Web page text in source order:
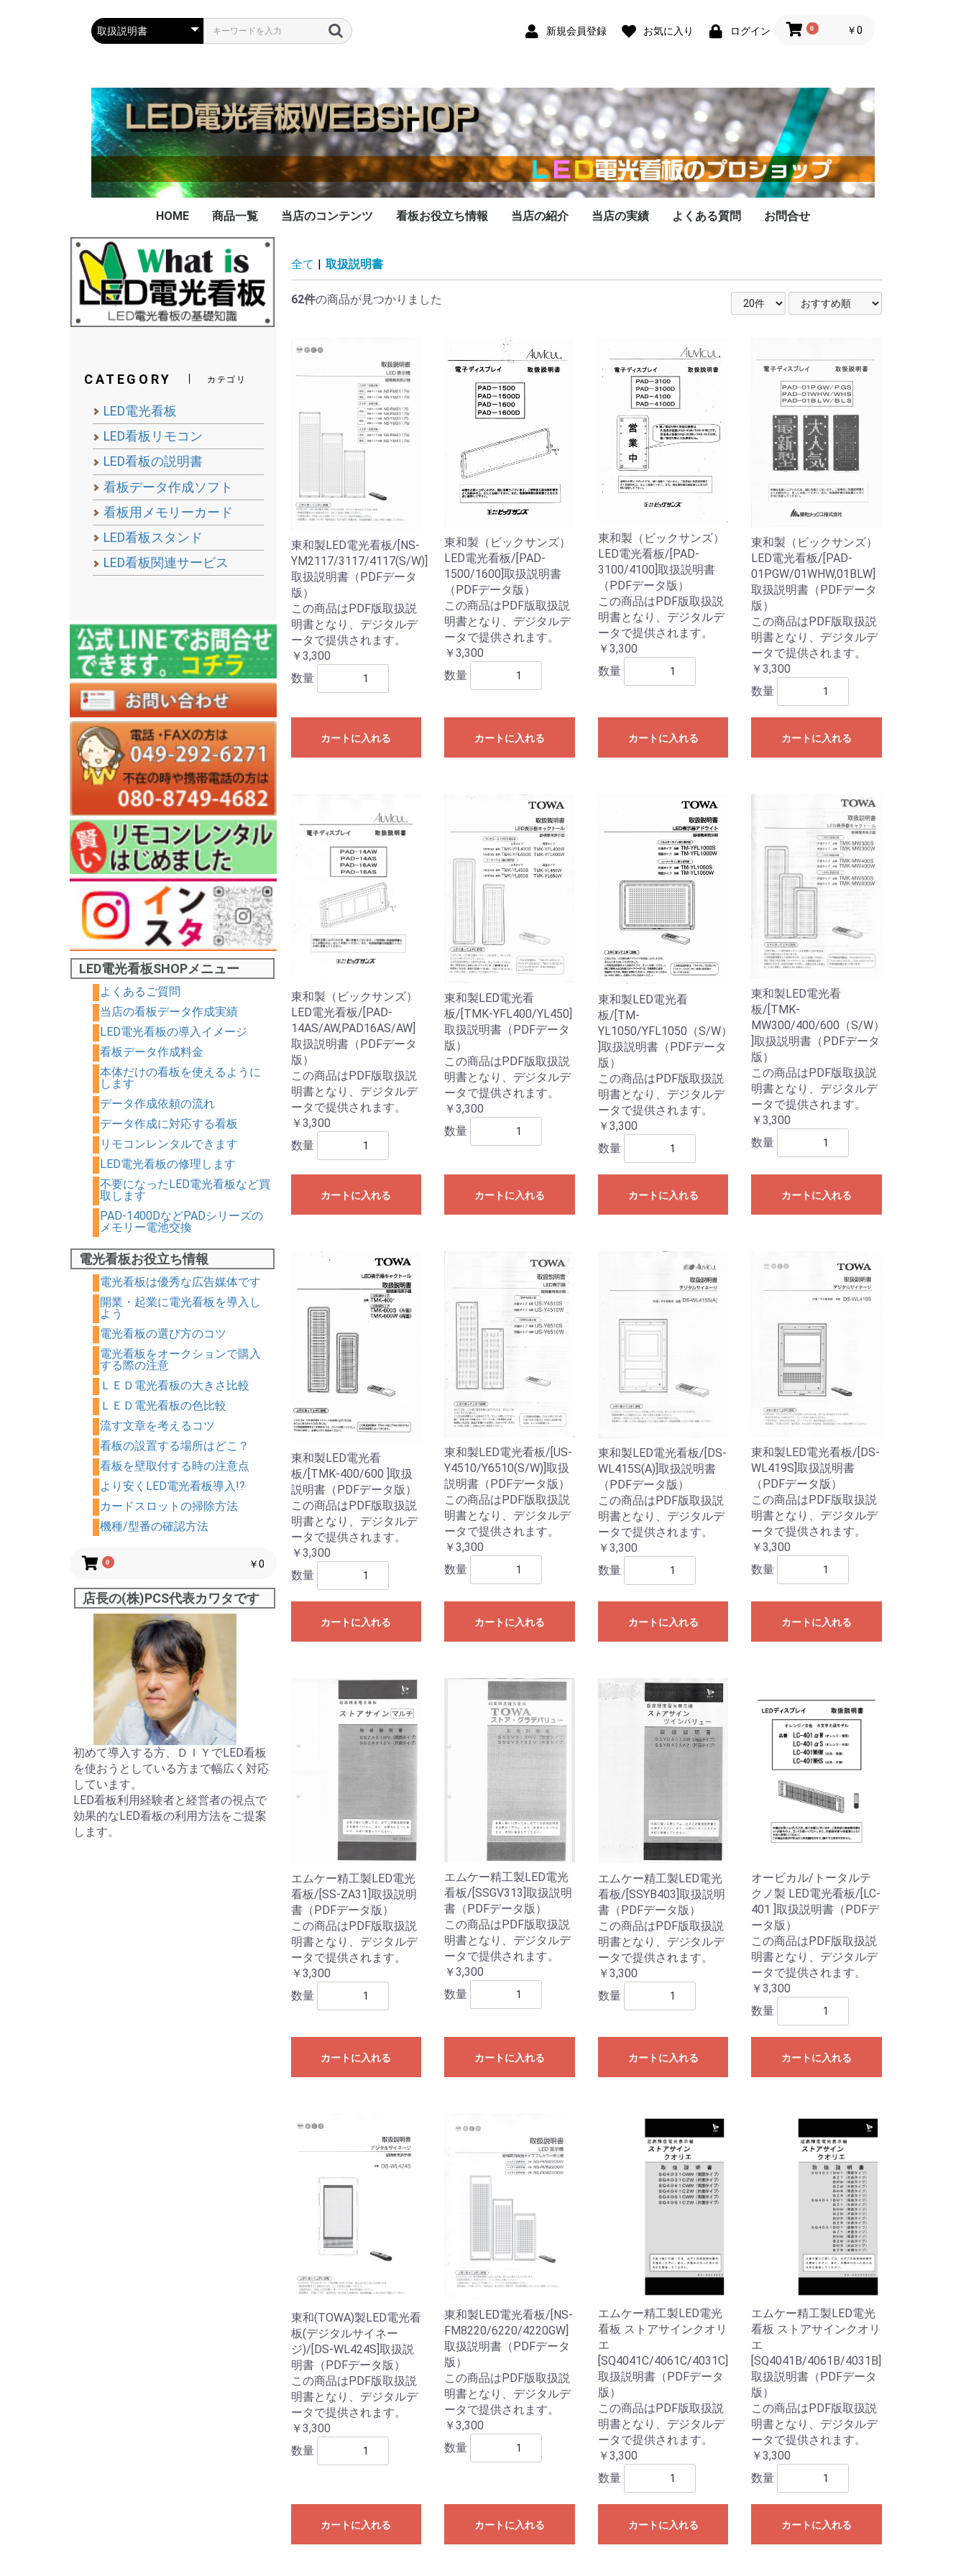
新規会員登録 お気に入り ログイン 0 ￥0
HOME 商品一覧 当店のコンテンツ
実績
を買取します
ー電池交換
看板お役立ち情報 当店の紹介 当店の実績 よくある質問 お問合せ
CATEGORY カテゴリ
LED電光看板
LED看板リモコン
LED看板の説明書
看板データ作成ソフト
看板用メモリーカード
LED看板スタンド
LED看板関連サービス
LED電光看板SHOPメニュー
よくあるご質問
当店の看板データ作成実績
LED電光看板の導入イメージ
看板データ作成料金
本体だけの看板を使えるように
します
データ作成依頼の流れ
データ作成に対応する看板
リモコンレンタルできます
LED電光看板の修理します
不要になったLED電光看板など買
取します
PAD-1400DなどPADシリーズの
メモリー電池交換
電光看板お役立ち情報
電光看板は優秀な広告媒体です
開業・起業に電光看板を導入し
よう
電光看板の選び方のコツ
電光看板をオークションで購入
する際の注意
ＬＥＤ電光看板の大きさ比較
ＬＥＤ電光看板の色比較
流す文章を考えるコツ
看板の設置する場所はどこ？
看板を壁取付する時の注意点
より安くLED電光看板導入!?
カードスロットの掃除方法
機種/型番の確認方法
0 ￥0
店長の(株)PCS代表カワタです
初めて導入する方、ＤＩＹでLED看板
を使おうとしている方まで幅広く対応
しています。
LED看板利用経験者と経営者の視点で
効果的なLED看板の利用方法をご提案
します。
全て 取扱説明書
62件の商品が見つかりました
東和製LED電光看板/[NS-
YM2117/3117/4117(S/W)]
取扱説明書（PDFデータ
版）
この商品はPDF版取扱説
明書となり、デジタルデ
ータで提供されます。
￥3,300
数量
カートに入れる
東和製（ビックサンズ）
LED電光看板/[PAD-
1500/1600]取扱説明書
（PDFデータ版）
この商品はPDF版取扱説
明書となり、デジタルデ
ータで提供されます。
￥3,300
数量
カートに入れる
東和製（ビックサンズ）
LED電光看板/[PAD-
3100/4100]取扱説明書
（PDFデータ版）
この商品はPDF版取扱説
明書となり、デジタルデ
ータで提供されます。
￥3,300
数量
カートに入れる
東和製（ビックサンズ）
LED電光看板/[PAD-
01PGW/01WHW,01BLW]
取扱説明書（PDFデータ
版）
この商品はPDF版取扱説
明書となり、デジタルデ
ータで提供されます。
￥3,300
数量
カートに入れる
東和製（ビックサンズ）
LED電光看板/[PAD-
14AS/AW,PAD16AS/AW]
取扱説明書（PDFデータ
版）
この商品はPDF版取扱説
明書となり、デジタルデ
ータで提供されます。
￥3,300
数量
カートに入れる
東和製LED電光看
板/[TMK-YFL400/YL450]
取扱説明書（PDFデータ
版）
この商品はPDF版取扱説
明書となり、デジタルデ
ータで提供されます。
￥3,300
数量
カートに入れる
東和製LED電光看
板/[TM-
YL1050/YFL1050（S/W）
]取扱説明書（PDFデータ
版）
この商品はPDF版取扱説
明書となり、デジタルデ
ータで提供されます。
￥3,300
数量
カートに入れる
東和製LED電光看
板/[TMK-
MW300/400/600（S/W）
]取扱説明書（PDFデータ
版）
この商品はPDF版取扱説
明書となり、デジタルデ
ータで提供されます。
￥3,300
数量
カートに入れる
東和製LED電光看
板/[TMK-400/600 ]取扱
説明書（PDFデータ版）
この商品はPDF版取扱説
明書となり、デジタルデ
ータで提供されます。
￥3,300
数量
カートに入れる
東和製LED電光看板/[US-
Y4510/Y6510(S/W)]取扱
説明書（PDFデータ版）
この商品はPDF版取扱説
明書となり、デジタルデ
ータで提供されます。
￥3,300
数量
カートに入れる
東和製LED電光看板/[DS-
WL415S(A)]取扱説明書
（PDFデータ版）
この商品はPDF版取扱説
明書となり、デジタルデ
ータで提供されます。
￥3,300
数量
カートに入れる
東和製LED電光看板/[DS-
WL419S]取扱説明書
（PDFデータ版）
この商品はPDF版取扱説
明書となり、デジタルデ
ータで提供されます。
￥3,300
数量
カートに入れる
エムケー精工製LED電光
看板/[SS-ZA31]取扱説明
書（PDFデータ版）
この商品はPDF版取扱説
明書となり、デジタルデ
ータで提供されます。
￥3,300
数量
カートに入れる
エムケー精工製LED電光
看板/[SSGV313]取扱説明
書（PDFデータ版）
この商品はPDF版取扱説
明書となり、デジタルデ
ータで提供されます。
￥3,300
数量
カートに入れる
エムケー精工製LED電光
看板/[SSYB403]取扱説明
書（PDFデータ版）
この商品はPDF版取扱説
明書となり、デジタルデ
ータで提供されます。
￥3,300
数量
カートに入れる
オービカル/トータルテ
クノ製 LED電光看板/[LC-
401 ]取扱説明書（PDFデ
ータ版）
この商品はPDF版取扱説
明書となり、デジタルデ
ータで提供されます。
￥3,300
数量
カートに入れる
東和(TOWA)製LED電光看
板(デジタルサイネー
ジ)/[DS-WL424S]取扱説
明書（PDFデータ版）
この商品はPDF版取扱説
明書となり、デジタルデ
ータで提供されます。
￥3,300
数量
カートに入れる
東和製LED電光看板/[NS-
FM8220/6220/4220GW]
取扱説明書（PDFデータ
版）
この商品はPDF版取扱説
明書となり、デジタルデ
ータで提供されます。
￥3,300
数量
カートに入れる
エムケー精工製LED電光
看板 ストアサインクオリ
エ
[SQ4041C/4061C/4031C]
取扱説明書（PDFデータ
版）
この商品はPDF版取扱説
明書となり、デジタルデ
ータで提供されます。
￥3,300
数量
カートに入れる
エムケー精工製LED電光
看板 ストアサインクオリ
エ
[SQ4041B/4061B/4031B]
取扱説明書（PDFデータ
版）
この商品はPDF版取扱説
明書となり、デジタルデ
ータで提供されます。
￥3,300
数量
カートに入れる